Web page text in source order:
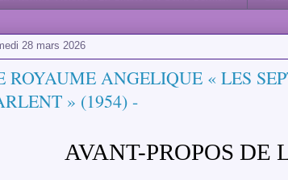
28 mars 2026
ROYAUME ANGELIQUE « LES
» (1954) -
AVANT-PROPOS